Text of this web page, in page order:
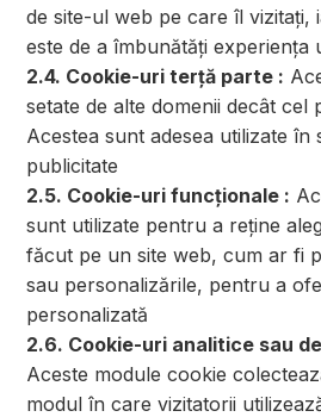
de site-ul web pe care îl
este de a îmbunătăți experiența
2.4. Cookie-uri terță parte :
setate de alte domenii decât cel
Acestea sunt adesea utilizate
publicitate
2.5. Cookie-uri funcționale :
sunt utilizate pentru a reține
făcut pe un site web, cum ar fi
sau personalizările, pentru a
personalizată
2.6. Cookie-uri analitice sau
Aceste module cookie
modul în care vizitatorii